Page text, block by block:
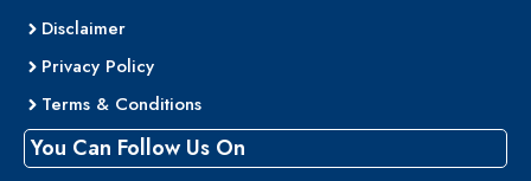
Disclaimer
Privacy Policy
Terms & Conditions
You Can Follow Us On